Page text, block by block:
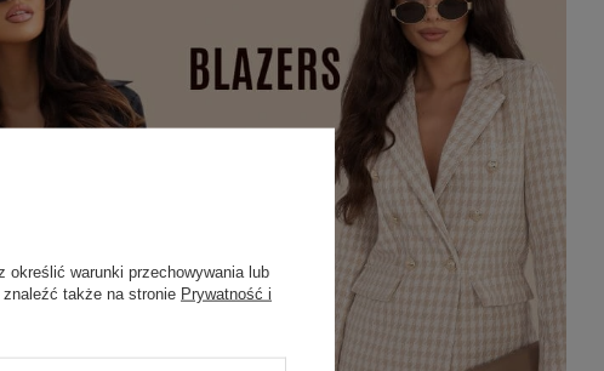
określić warunki przechowywania lub
także na stronie Prywatność i